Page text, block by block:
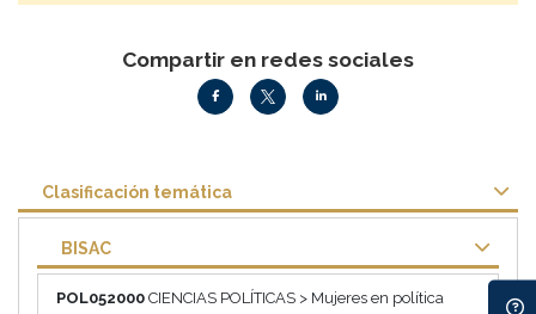
Compartir en redes sociales
Clasificación temática
BISAC
POL052000 CIENCIAS POLÍTICAS > Mujeres en política